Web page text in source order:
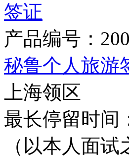
产品编号：
秘鲁个人旅游
上海领区
最长停留时
（以本人面